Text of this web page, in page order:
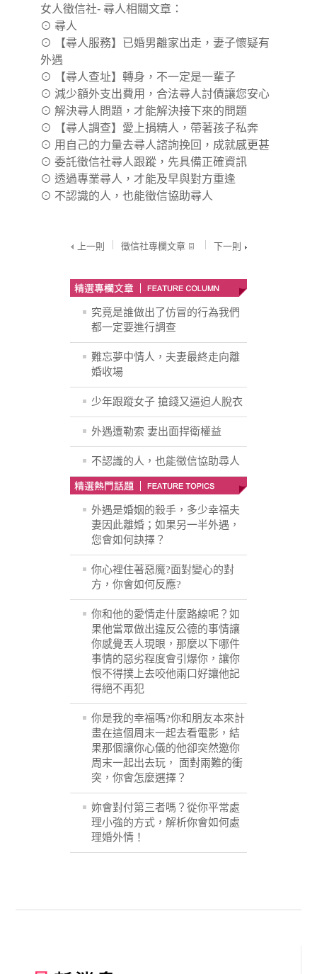
女人徵信社- 尋人相關文章：
⊙尋人
⊙
【尋人服務】已婚男離家出走，妻子懷疑有
外遇
⊙
【尋人查址】轉身，不一定是一輩子
⊙減少額外支出費用，合法尋人討債讓您安心
⊙解決尋人問題，才能解決接下來的問題
⊙
【尋人調查】愛上捐精人，帶著孩子私奔
⊙ 用自己的力量去尋人諮詢挽回，成就感更甚
⊙委託徵信社尋人跟蹤，先具備正確資訊
⊙透過專業尋人，才能及早與對方重逢
⊙ 不認識的人，也能徵信協助尋人
上一則 徵信社專欄文章 下一則
究竟是誰做出了仿冒的行為我們
都一定要進行調查
難忘夢中情人，夫妻最終走向離
婚收場
少年跟蹤女子 搶錢又逼迫人脫衣
外遇遭勒索 妻出面捍衛權益
不認識的人，也能徵信協助尋人
外遇是婚姻的殺手，多少幸福夫
妻因此離婚；如果另一半外遇，
您會如何訣擇？
你心裡住著惡魔?面對變心的對
方，你會如何反應?
你和他的愛情走什麼路線呢？如
果他當眾做出違反公德的事情讓
你感覺丟人現眼，那麼以下哪件
事情的惡劣程度會引爆你，讓你
恨不得撲上去咬他兩口好讓他記
得絕不再犯
你是我的幸福嗎?你和朋友本來計
畫在這個周末一起去看電影，結
果那個讓你心儀的他卻突然邀你
周末一起出去玩， 面對兩難的衝
突，你會怎麼選擇？
妳會對付第三者嗎？從你平常處
理小強的方式，解析你會如何處
理婚外情！